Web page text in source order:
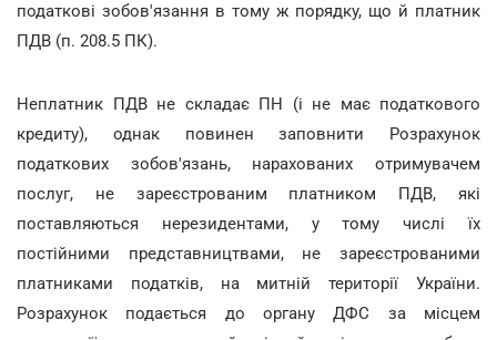
податкові зобов'язання в тому ж порядку, що й платник
ПДВ (п. 208.5 ПК).
Неплатник ПДВ не складає ПН (і не має податкового
кредиту), однак повинен заповнити Розрахунок
податкових зобов'язань, нарахованих отримувачем
послуг, не зареєстрованим платником ПДВ, які
поставляються нерезидентами, у тому числі їх
постійними представництвами, не зареєстрованими
платниками податків, на митній території України.
Розрахунок подається до органу ДФС за місцем